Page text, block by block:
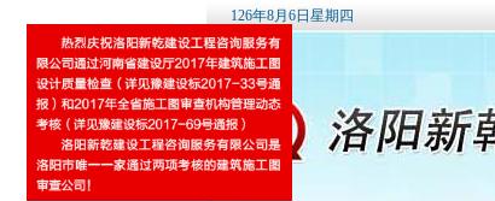
126年8月6日星期四